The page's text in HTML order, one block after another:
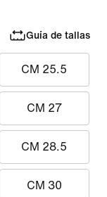
Guía de tallas
CM 25.5
CM 27
CM 28.5
CM 30